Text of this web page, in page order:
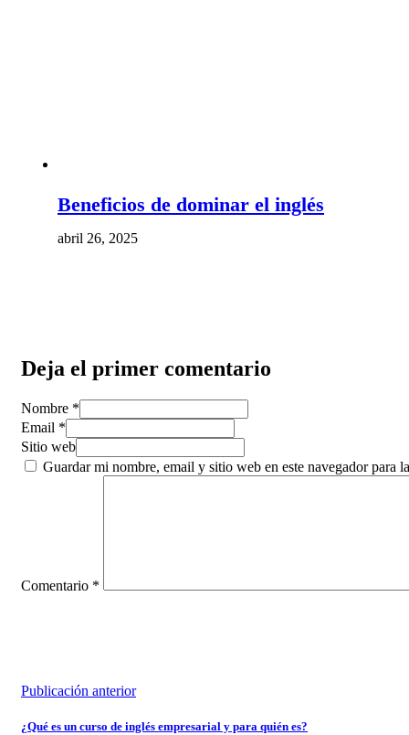
Beneficios de dominar el inglés
abril 26, 2025
Deja el primer comentario
Nombre *
Email *
Sitio web
Guardar mi nombre, email y sitio web en este navegador para
Comentario *
Publicación anterior
¿Qué es un curso de inglés empresarial y para quién es?